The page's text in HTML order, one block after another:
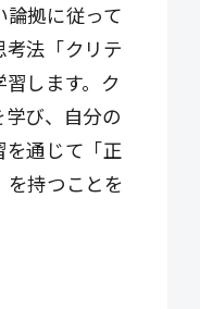
拠に従って
法「クリテ
します。ク
学び、自分の
を通じて「正
を持つことを